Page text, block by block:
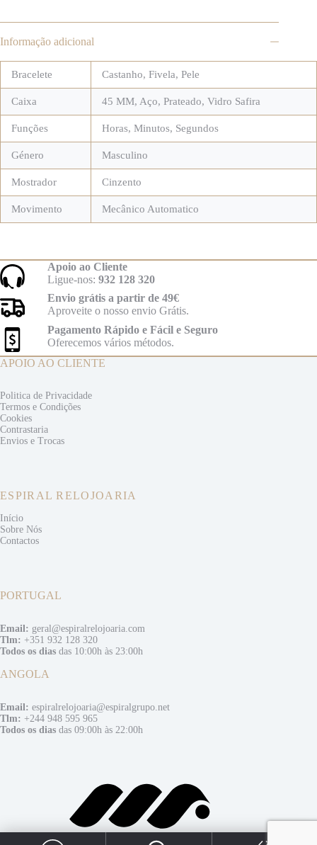
Informação adicional
Bracelete Castanho, Fivela, Pele
Caixa 45 MM, Aço, Prateado, Vidro Safira
Funções Horas, Minutos, Segundos
Género Masculino
Mostrador Cinzento
Movimento Mecânico Automatico
Apoio ao Cliente
Ligue-nos: 932 128 320
Envio grátis a partir de 49€
Aproveite o nosso envio Grátis.
Pagamento Rápido e Fácil e Seguro
Oferecemos vários métodos.
APOIO AO CLIENTE
Politica de Privacidade
Termos e Condições
Cookies
Contrastaria
Envios e Trocas
ESPIRAL RELOJOARIA
Início
Sobre Nós
Contactos
PORTUGAL
Email: geral@espiralrelojoaria.com
Tlm: +351 932 128 320
Todos os dias das 10:00h às 23:00h
ANGOLA
Email: espiralrelojoaria@espiralgrupo.net
Tlm: +244 948 595 965
Todos os dias das 09:00h às 22:00h